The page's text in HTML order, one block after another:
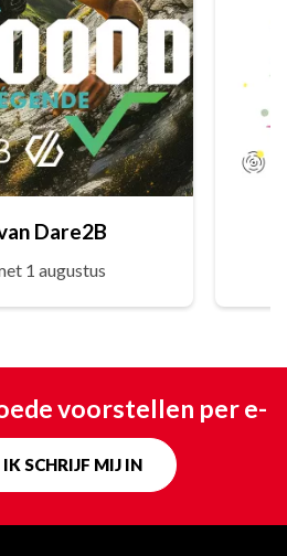
Dare2B
1 augustus
voorstellen per e-
IK SCHRIJF MIJ IN